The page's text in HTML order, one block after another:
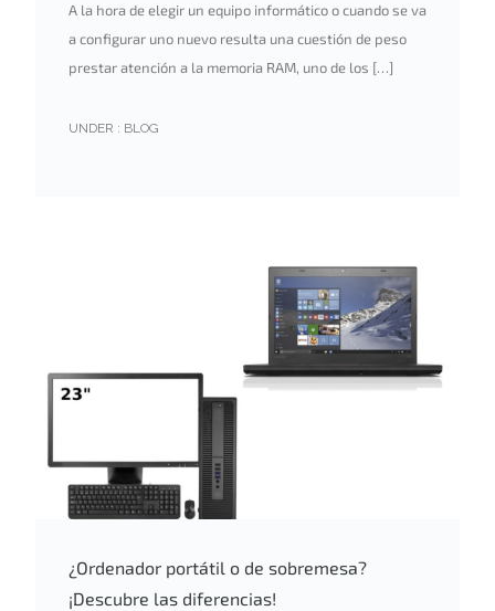
A la hora de elegir un equipo informático o cuando se va
a configurar uno nuevo resulta una cuestión de peso
prestar atención a la memoria RAM, uno de los […]
UNDER : BLOG
¿Ordenador portátil o de sobremesa?
¡Descubre las diferencias!